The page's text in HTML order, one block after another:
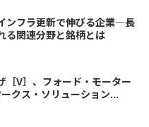
ンフラ更新で伸びる企業―長
る関連分野と銘柄とは
［V］、フォード・モーター
ークス・ソリューション...